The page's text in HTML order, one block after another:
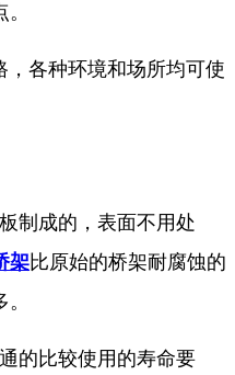
，各种环境和场所均可使
制成的，表面不用处
架比原始的桥架耐腐蚀的
的比较使用的寿命要